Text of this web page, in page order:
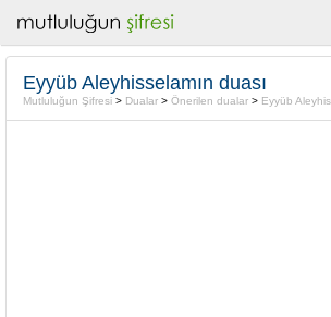
Eyyüb Aleyhisselamın duası
Mutluluğun Şifresi > Dualar > Önerilen dualar > Eyyüb